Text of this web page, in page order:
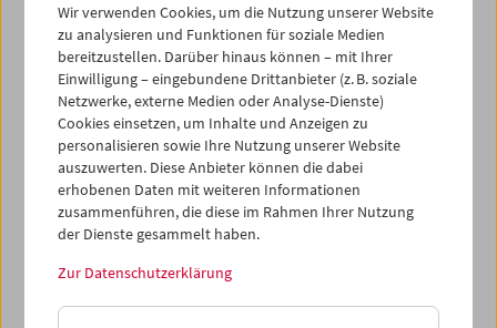
05
06 07 08 09 10 11
iCalender
Programmheft-PDF
English language or subtitles
< Vorherige Woche
Mo 8.3.
Wir verwenden Cookies, um die Nutzung unserer Website
zu analysieren und Funktionen für soziale Medien
bereitzustellen. Darüber hinaus können – mit Ihrer
Einwilligung – eingebundene Drittanbieter (z. B. soziale
Netzwerke, externe Medien oder Analyse-Dienste)
Cookies einsetzen, um Inhalte und Anzeigen zu
personalisieren sowie Ihre Nutzung unserer Website
auszuwerten. Diese Anbieter können die dabei
erhobenen Daten mit weiteren Informationen
zusammenführen, die diese im Rahmen Ihrer Nutzung
der Dienste gesammelt haben.
Zur Datenschutzerklärung